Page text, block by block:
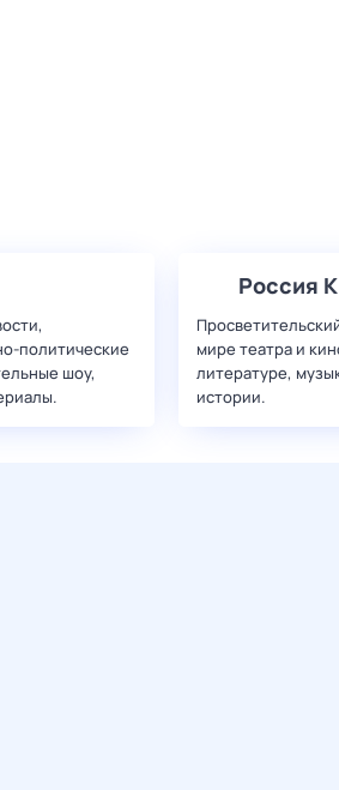
политические
шоу,
Россия К
мире театра и
литературе,
истории.